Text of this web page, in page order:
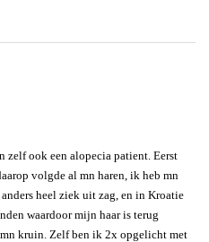
zelf ook een alopecia patient. Eerst
volgde al mn haren, ik heb mn
heel ziek uit zag, en in Kroatie
waardoor mijn haar is terug
kruin. Zelf ben ik 2x opgelicht met